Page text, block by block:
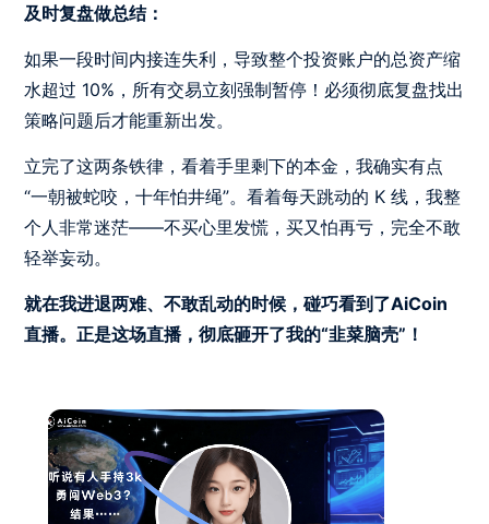
及时复盘做总结：
如果一段时间内接连失利，导致整个投资账户的总资产缩
水超过 10%，所有交易立刻强制暂停！必须彻底复盘找出
策略问题后才能重新出发。
立完了这两条铁律，看着手里剩下的本金，我确实有点
“一朝被蛇咬，十年怕井绳”。看着每天跳动的 K 线，我整
个人非常迷茫——不买心里发慌，买又怕再亏，完全不敢
轻举妄动。
就在我进退两难、不敢乱动的时候，碰巧看到了AiCoin
直播。正是这场直播，彻底砸开了我的“韭菜脑壳”！